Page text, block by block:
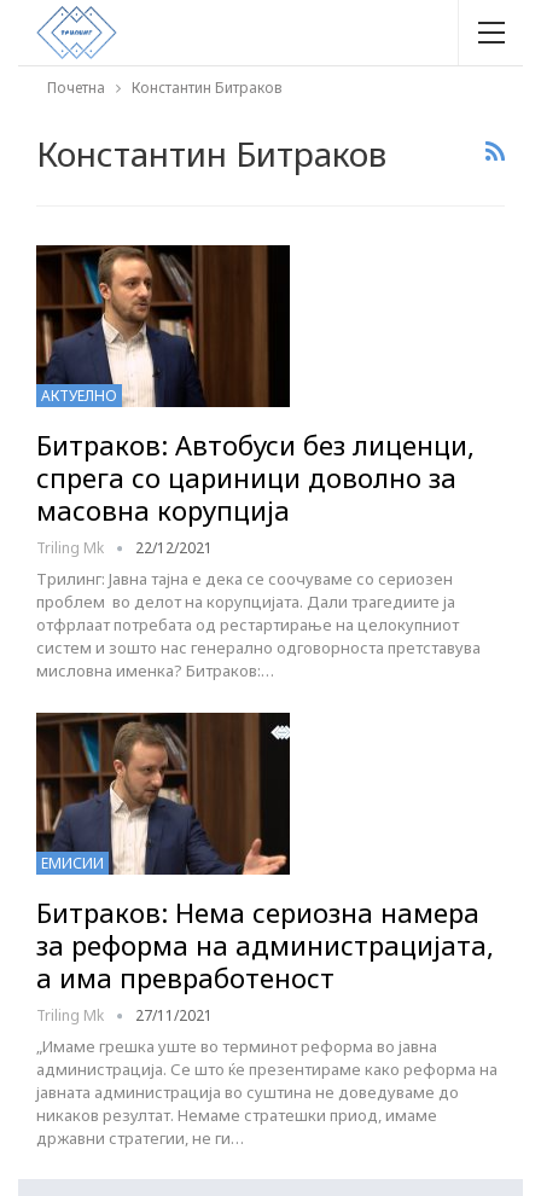
Почетна Константин Битраков
Константин Битраков
АКТУЕЛНО
Битраков: Автобуси без лиценци,
спрега со цариници доволно за
масовна корупција
Triling Mk 22/12/2021
Трилинг: Јавна тајна е дека се соочуваме со сериозен
проблем во делот на корупцијата. Дали трагедиите ја
отфрлаат потребата од рестартирање на целокупниот
систем и зошто нас генерално одговорноста претставува
мисловна именка? Битраков:…
ЕМИСИИ
Битраков: Нема сериозна намера
за реформа на администрацијата,
а има превработеност
Triling Mk 27/11/2021
„Имаме грешка уште во терминот реформа во јавна
администрација. Се што ќе презентираме како реформа на
јавната администрација во суштина не доведуваме до
никаков резултат. Немаме стратешки приод, имаме
државни стратегии, не ги…